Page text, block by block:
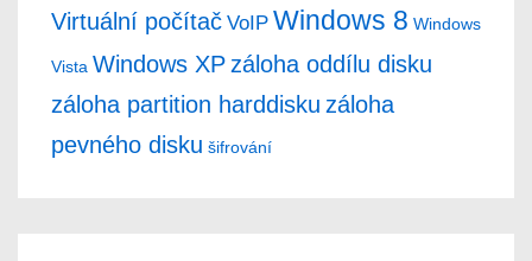
Virtuální počítač VoIP Windows 8 Windows
Vista Windows XP záloha oddílu disku
záloha partition harddisku záloha
pevného disku šifrování